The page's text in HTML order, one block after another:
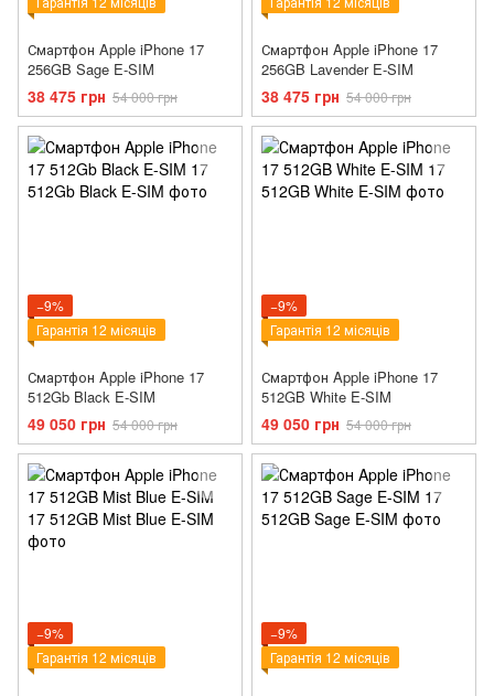
Смартфон Apple iPhone 17
256GB Sage E-SIM
38 475 грн 54 000 грн
Смартфон Apple iPhone 17
256GB Lavender E-SIM
38 475 грн 54 000 грн
−9%
Гарантія 12 місяців
Смартфон Apple iPhone 17
512Gb Black E-SIM
49 050 грн 54 000 грн
−9%
Гарантія 12 місяців
Смартфон Apple iPhone 17
512GB White E-SIM
49 050 грн 54 000 грн
−9%
Гарантія 12 місяців
−9%
Гарантія 12 місяців